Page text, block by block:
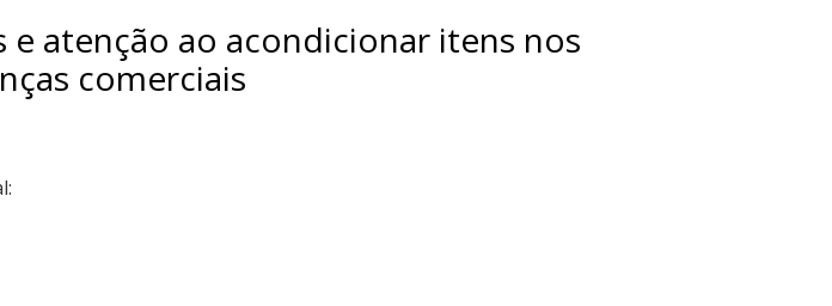
atenção ao acondicionar itens nos
comerciais